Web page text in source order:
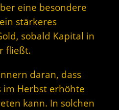
eine besondere
stärkeres
sobald Kapital in
fließt.
daran, dass
im Herbst erhöhte
kann. In solchen